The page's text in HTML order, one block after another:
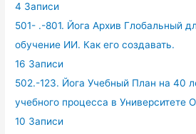
4 Записи
501- .-801. Йога Архив Глобальный
обучение ИИ. Как его создавать.
16 Записи
502.-123. Йога Учебный План на 40
учебного процесса в Университете
10 Записи